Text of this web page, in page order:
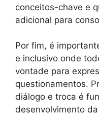
conceitos-chave e
adicional para
Por fim, é
e inclusivo onde
vontade para
questionamentos.
diálogo e troca é
desenvolvimento